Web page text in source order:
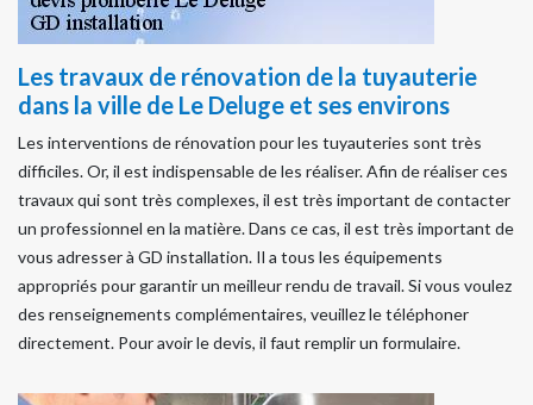
Les travaux de rénovation de la tuyauterie
dans la ville de Le Deluge et ses environs
Les interventions de rénovation pour les tuyauteries sont très
difficiles. Or, il est indispensable de les réaliser. Afin de réaliser ces
travaux qui sont très complexes, il est très important de contacter
un professionnel en la matière. Dans ce cas, il est très important de
vous adresser à GD installation. Il a tous les équipements
appropriés pour garantir un meilleur rendu de travail. Si vous voulez
des renseignements complémentaires, veuillez le téléphoner
directement. Pour avoir le devis, il faut remplir un formulaire.